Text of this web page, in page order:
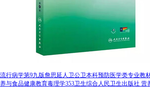
流行病学第9九版詹思延人卫公卫本科预防医学类专业教
养与食品健康教育毒理学353卫生综合人民卫生出版社 营